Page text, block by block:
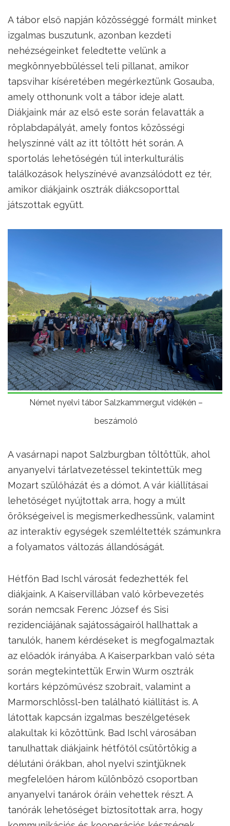
A tábor első napján közösséggé formált minket
izgalmas buszutunk, azonban kezdeti
nehézségeinket feledtette velünk a
megkönnyebbüléssel teli pillanat, amikor
tapsvihar kíséretében megérkeztünk Gosauba,
amely otthonunk volt a tábor ideje alatt.
Diákjaink már az első este során felavatták a
röplabdapályát, amely fontos közösségi
helyszínné vált az itt töltött hét során. A
sportolás lehetőségén túl interkulturális
találkozások helyszínévé avanzsálódott ez tér,
amikor diákjaink osztrák diákcsoporttal
játszottak együtt.
Német nyelvi tábor Salzkammergut vidékén –
beszámoló
A vasárnapi napot Salzburgban töltöttük, ahol
anyanyelvi tárlatvezetéssel tekintettük meg
Mozart szülőházát és a dómot. A vár kiállításai
lehetőséget nyújtottak arra, hogy a múlt
örökségeivel is megismerkedhessünk, valamint
az interaktív egységek szemléltették számunkra
a folyamatos változás állandóságát.
Hétfőn Bad Ischl városát fedezhették fel
diákjaink. A Kaiservillában való körbevezetés
során nemcsak Ferenc József és Sisi
rezidenciájának sajátosságairól hallhattak a
tanulók, hanem kérdéseket is megfogalmaztak
az előadók irányába. A Kaiserparkban való séta
során megtekintettük Erwin Wurm osztrák
kortárs képzőművész szobrait, valamint a
Marmorschlössl-ben található kiállítást is. A
látottak kapcsán izgalmas beszélgetések
alakultak ki közöttünk. Bad Ischl városában
tanulhattak diákjaink hétfőtől csütörtökig a
délutáni órákban, ahol nyelvi szintjüknek
megfelelően három különböző csoportban
anyanyelvi tanárok óráin vehettek részt. A
tanórák lehetőséget biztosítottak arra, hogy